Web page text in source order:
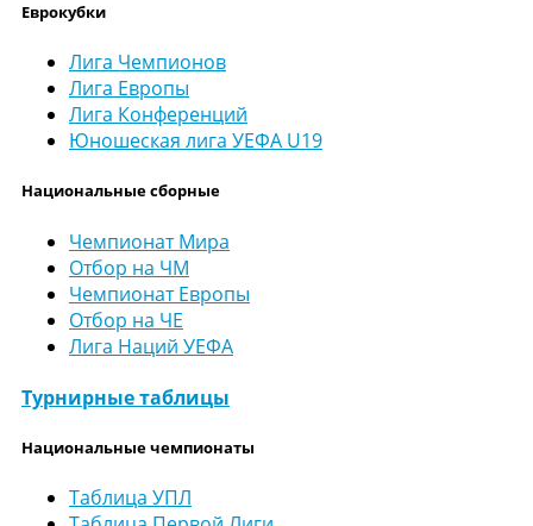
Еврокубки
Лига Чемпионов
Лига Европы
Лига Конференций
Юношеская лига УЕФА U19
Национальные сборные
Чемпионат Мира
Отбор на ЧМ
Чемпионат Европы
Отбор на ЧЕ
Лига Наций УЕФА
Турнирные таблицы
Национальные чемпионаты
Таблица УПЛ